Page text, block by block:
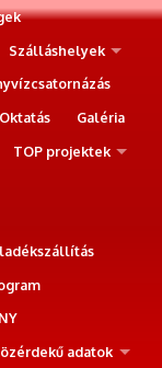
Szálláshelyek
Oktatás
Galéria
TOP projektek
adatok